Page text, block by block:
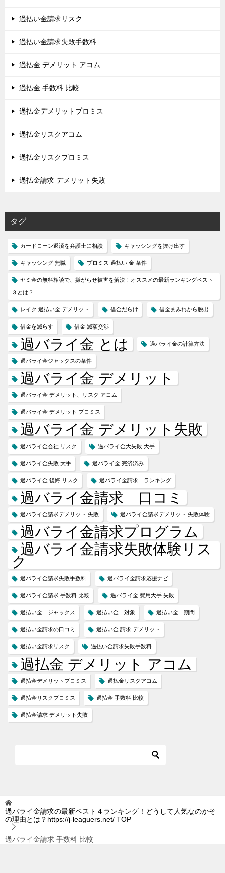
過払い金請求リスク
過払い金請求失敗手数料
過払金 デメリット アコム
過払金 手数料 比較
過払金デメリットプロミス
過払金リスクアコム
過払金リスクプロミス
過払金請求 デメリット失敗
タグ
カードローン返済を弁護士に相談 キャッシングを抜け出す
キャッシング 無職 プロミス 過払い 金 条件
ヤミ金の無料相談で、嫌がらせ被害を解決！オススメの最新ランキングベスト
３とは？
レイク 過払い金 デメリット 借金だらけ 借金まみれから脱出
借金を減らす 借金 減額交渉
過バライ金 とは 過バライ金の計算方法
過バライ金ジャックスの条件
過バライ金 デメリット
過バライ金 デメリット、リスク アコム
過バライ金 デメリット プロミス
過バライ金 デメリット失敗
過バライ金会社 リスク 過バライ金大失敗 大手
過バライ金失敗 大手 過バライ金 完済済み
過バライ金 後悔 リスク 過バライ金請求 ランキング
過バライ金請求 口コミ
過バライ金請求デメリット 失敗 過バライ金請求デメリット 失敗体験
過バライ金請求プログラム
過バライ金請求失敗体験リス
ク
過バライ金請求失敗手数料 過バライ金請求応援ナビ
過バライ金請求 手数料 比較 過バライ金 費用大手 失敗
過払い金 ジャックス 過払い金 対象 過払い金 期間
過払い金請求の口コミ 過払い金 請求 デメリット
過払い金請求リスク 過払い金請求失敗手数料
過払金 デメリット アコム
過払金デメリットプロミス 過払金リスクアコム
過払金リスクプロミス 過払金 手数料 比較
過払金請求 デメリット失敗
過バライ金請求の最新ベスト４ランキング！どうして人気なのかそ
の理由とは？https://j-leaguers.net/ TOP
過バライ金請求 手数料 比較